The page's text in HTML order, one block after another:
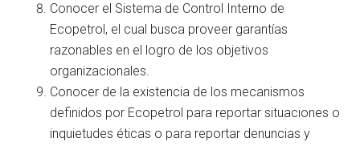
Conocer el Sistema de Control Interno de
Ecopetrol, el cual busca proveer garantías
razonables en el logro de los objetivos
organizacionales.
Conocer de la existencia de los mecanismos
definidos por Ecopetrol para reportar situaciones o
inquietudes éticas o para reportar denuncias y